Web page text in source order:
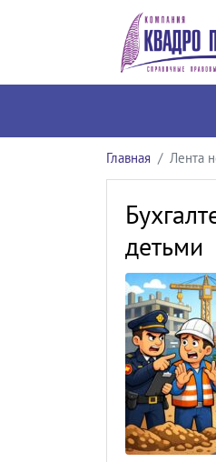
Главная Лента
детьми